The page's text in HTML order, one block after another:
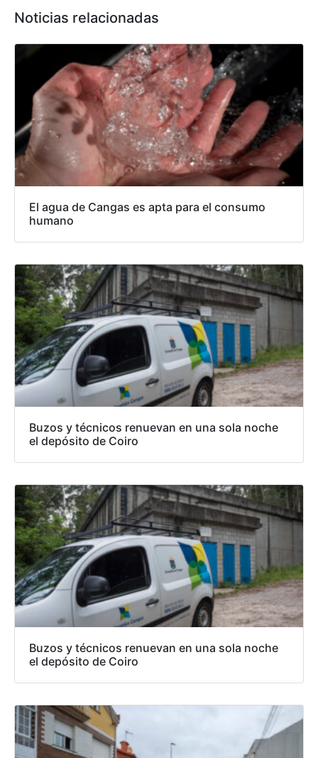
Noticias relacionadas
El agua de Cangas es apta para el consumo
humano
Buzos y técnicos renuevan en una sola noche
el depósito de Coiro
Buzos y técnicos renuevan en una sola noche
el depósito de Coiro